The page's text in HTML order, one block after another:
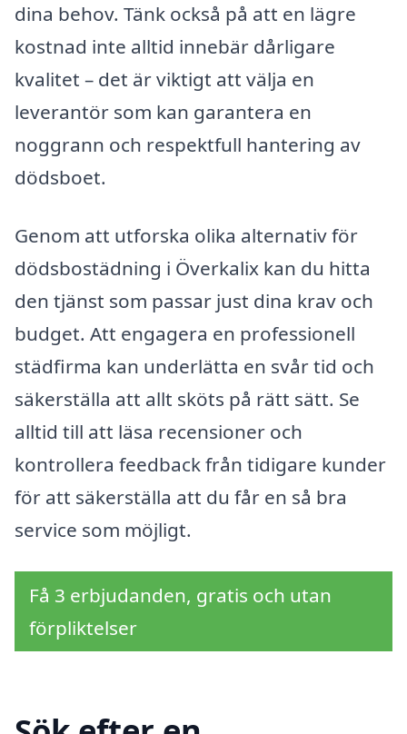
dina behov. Tänk också på att en lägre
kostnad inte alltid innebär dårligare
kvalitet – det är viktigt att välja en
leverantör som kan garantera en
noggrann och respektfull hantering av
dödsboet.
Genom att utforska olika alternativ för
dödsbostädning i Överkalix kan du hitta
den tjänst som passar just dina krav och
budget. Att engagera en professionell
städfirma kan underlätta en svår tid och
säkerställa att allt sköts på rätt sätt. Se
alltid till att läsa recensioner och
kontrollera feedback från tidigare kunder
för att säkerställa att du får en så bra
service som möjligt.
Få 3 erbjudanden, gratis och utan
förpliktelser